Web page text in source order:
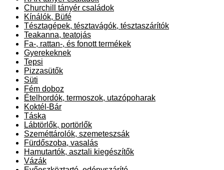
Churchill tányér családok
Kínálók, Büfé
Tésztagépek, tésztavágók, tésztaszárítók
Teakanna, teatojás
Fa-, rattan-, és fonott termékek
Gyerekeknek
Tepsi
Pizzasütők
Süti
Fém doboz
Ételhordók, termoszok, utazópoharak
Koktél-Bár
Táska
Lábtörlők, portörlők
Szeméttárolók, szemeteszsák
Fürdőszoba, vasalás
Hamutartók, asztali kiegészítők
Vázák